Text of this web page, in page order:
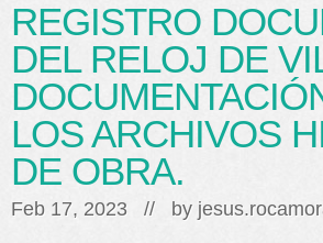
REGISTRO
DEL RELOJ DE
LOS ARCHIVOS
DE OBRA.
Feb 17, 2023 // by